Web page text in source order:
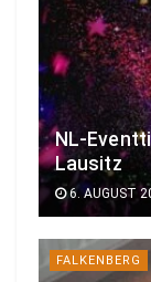
NL-
Lausitz
6. AUGUST
FALKENBERG